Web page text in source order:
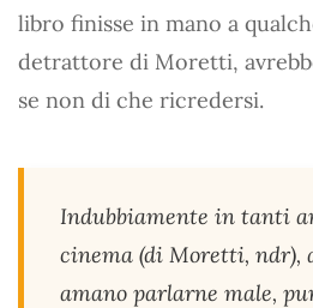
libro finisse in mano a
detrattore di Moretti,
se non di che ricredersi.
Indubbiamente in tanti
cinema (di Moretti,
amano parlarne male,